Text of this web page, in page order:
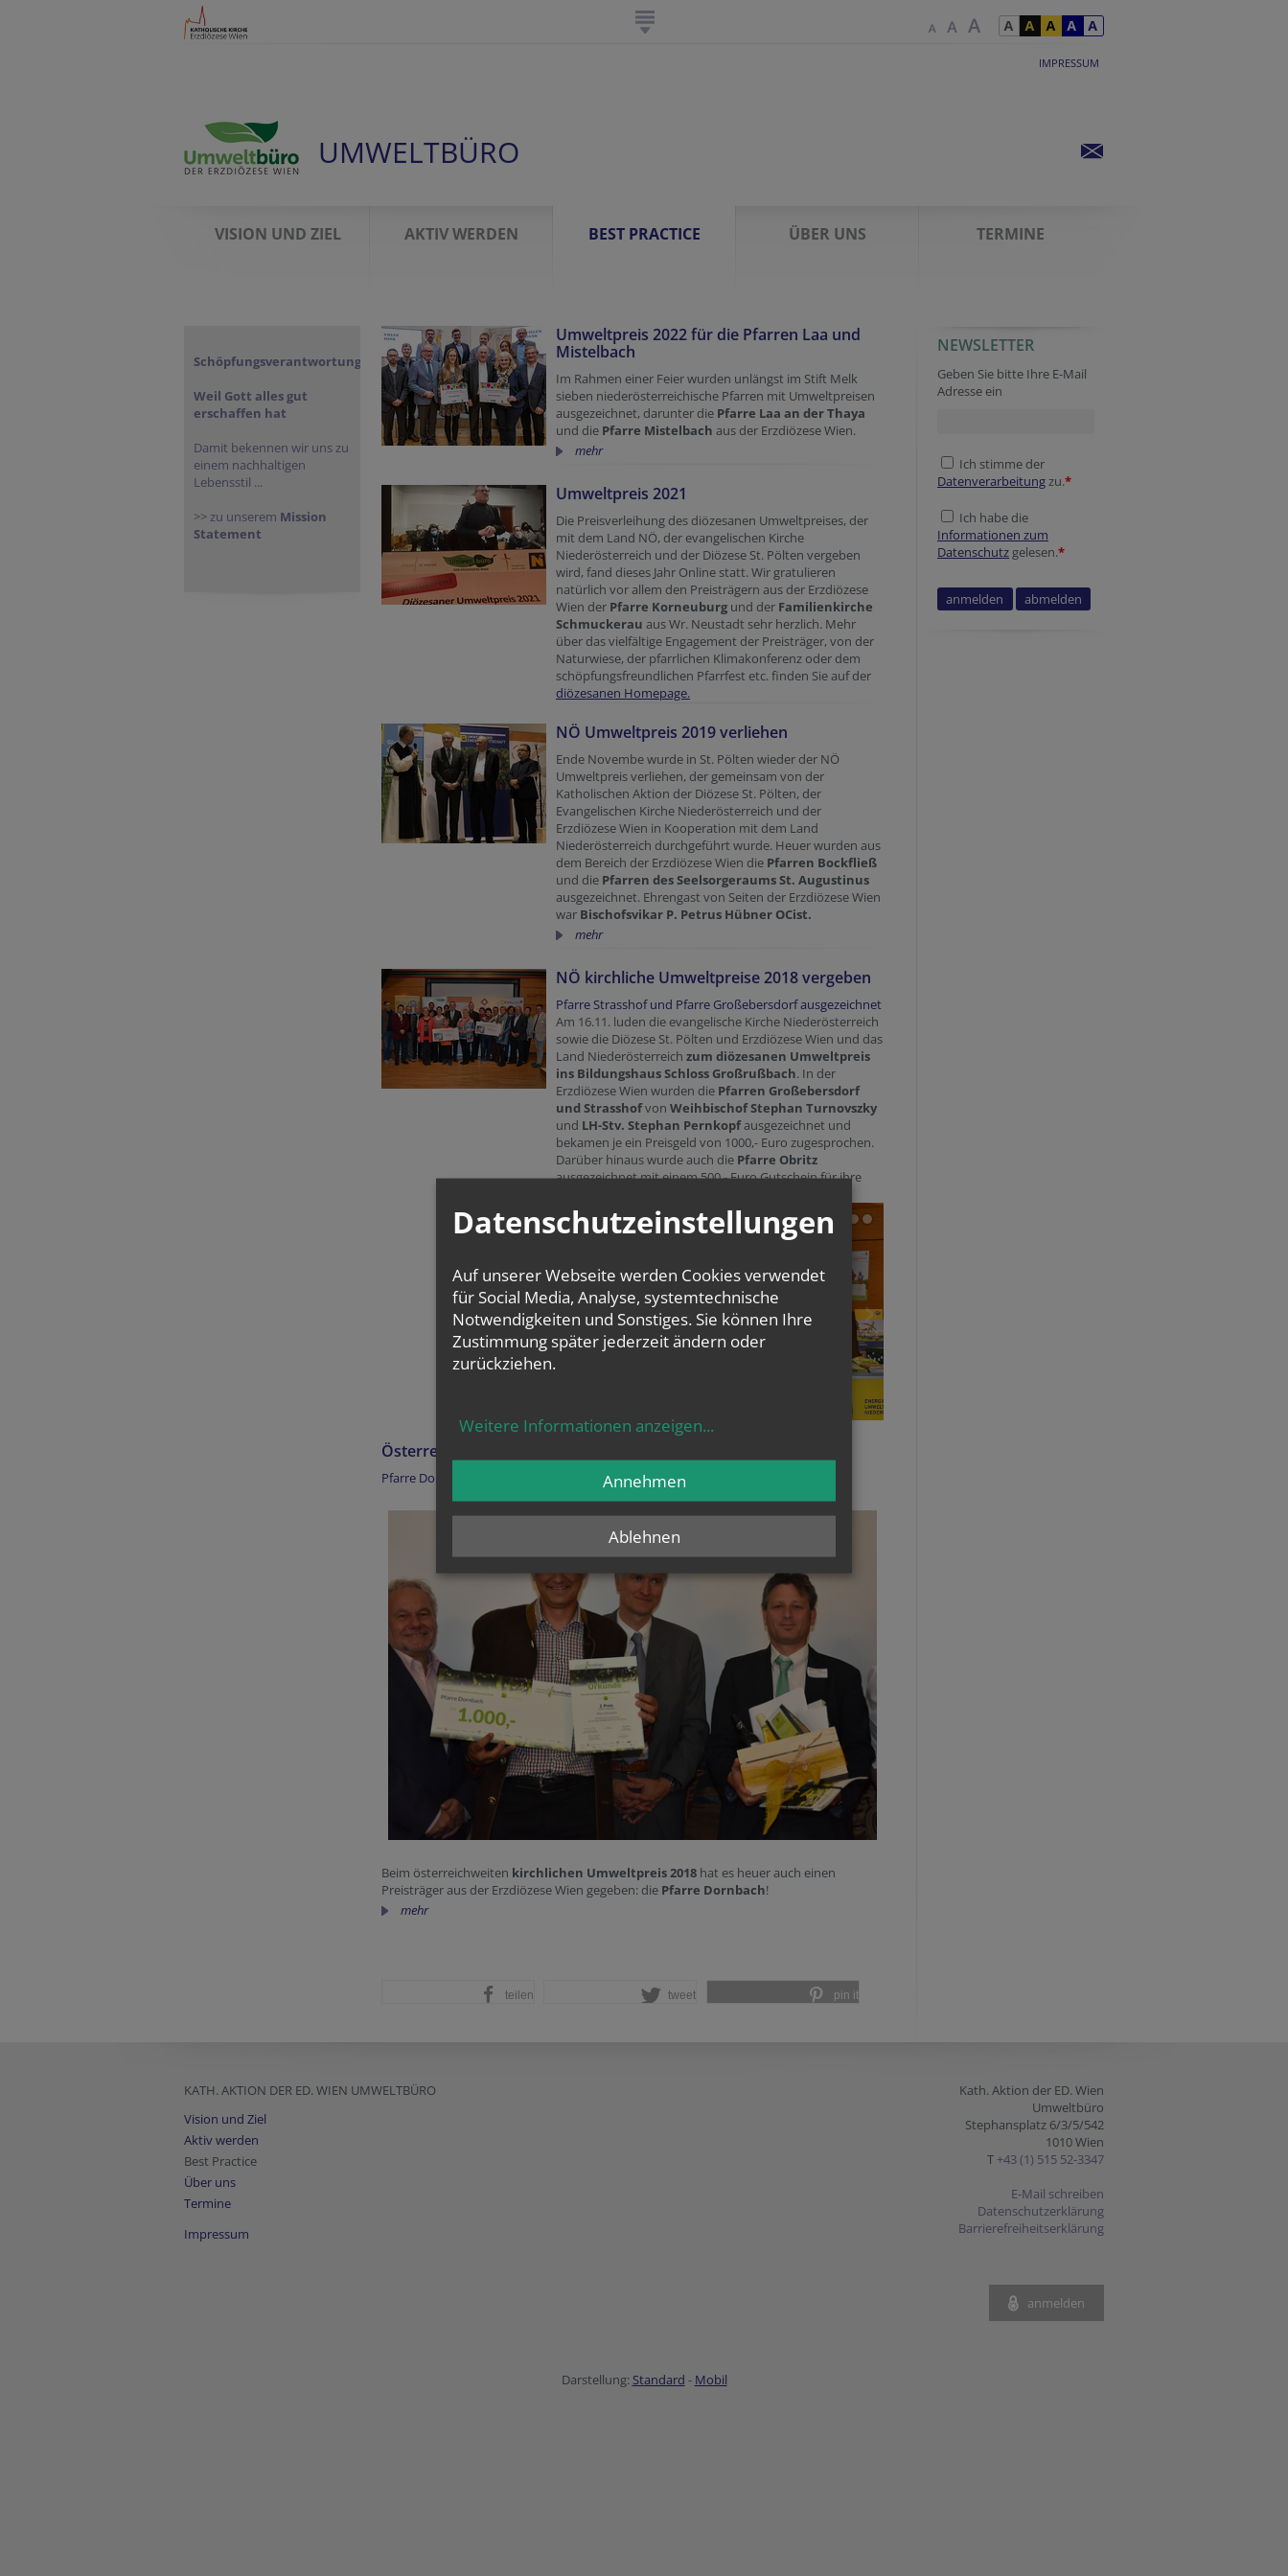
IMPRESSUM
UMWELTBÜRO
VISION UND ZIEL AKTIV WERDEN BEST PRACTICE ÜBER UNS TERMINE
Schöpfungsverantwortung
Weil Gott alles gut
erschaffen hat
Damit bekennen wir uns zu
einem nachhaltigen
Lebensstil ...
>> zu unserem Mission
Statement
Umweltpreis 2022 für die Pfarren Laa und
Mistelbach
Im Rahmen einer Feier wurden unlängst im Stift Melk
sieben niederösterreichische Pfarren mit Umweltpreisen
ausgezeichnet, darunter die Pfarre Laa an der Thaya
und die Pfarre Mistelbach aus der Erzdiözese Wien.
mehr
Umweltpreis 2021
Die Preisverleihung des diözesanen Umweltpreises, der
mit dem Land NÖ, der evangelischen Kirche
Niederösterreich und der Diözese St. Pölten vergeben
wird, fand dieses Jahr Online statt. Wir gratulieren
natürlich vor allem den Preisträgern aus der Erzdiözese
Wien der Pfarre Korneuburg und der Familienkirche
Schmuckerau aus Wr. Neustadt sehr herzlich. Mehr
über das vielfältige Engagement der Preisträger, von der
Naturwiese, der pfarrlichen Klimakonferenz oder dem
schöpfungsfreundlichen Pfarrfest etc. finden Sie auf der
diözesanen Homepage.
NÖ Umweltpreis 2019 verliehen
Ende Novembe wurde in St. Pölten wieder der NÖ
Umweltpreis verliehen, der gemeinsam von der
Katholischen Aktion der Diözese St. Pölten, der
Evangelischen Kirche Niederösterreich und der
Erzdiözese Wien in Kooperation mit dem Land
Niederösterreich durchgeführt wurde. Heuer wurden aus
dem Bereich der Erzdiözese Wien die Pfarren Bockfließ
und die Pfarren des Seelsorgeraums St. Augustinus
ausgezeichnet. Ehrengast von Seiten der Erzdiözese Wien
war Bischofsvikar P. Petrus Hübner OCist.
mehr
NÖ kirchliche Umweltpreise 2018 vergeben
Pfarre Strasshof und Pfarre Großebersdorf ausgezeichnet
Am 16.11. luden die evangelische Kirche Niederösterreich
sowie die Diözese St. Pölten und Erzdiözese Wien und das
Land Niederösterreich zum diözesanen Umweltpreis
ins Bildungshaus Schloss Großrußbach. In der
Erzdiözese Wien wurden die Pfarren Großebersdorf
und Strasshofvon Weihbischof Stephan Turnovszky
und LH-Stv. Stephan Pernkopfausgezeichnet und
bekamen je ein Preisgeld von 1000,- Euro zugesprochen.
Darüber hinaus wurde auch die Pfarre Obritz
ausgezeichnet mit einem 500,- Euro Gutschein für ihre
Österreichweiter Umweltpreis 2018
Pfarre Dornbach ausgezeichnet
Beim österreichweiten kirchlichen Umweltpreis 2018 hat es heuer auch einen
Preisträger aus der Erzdiözese Wien gegeben: die Pfarre Dornbach!
mehr
teilen tweet pin it
NEWSLETTER
Geben Sie bitte Ihre E-Mail
Adresse ein
Ich stimme der
Datenverarbeitungzu.*
Ich habe die
Informationen zum
Datenschutz gelesen.*
KATH. AKTION DER ED. WIEN UMWELTBÜRO
Vision und Ziel
Aktiv werden
Best Practice
Über uns
Termine
Impressum
Kath. Aktion der ED. Wien
Umweltbüro
Stephansplatz 6/3/5/542
1010 Wien
T +43 (1) 515 52-3347
E-Mail schreiben
Datenschutzerklärung
Barrierefreiheitserklärung
anmelden
Darstellung: Standard - Mobil
Datenschutzeinstellungen
Auf unserer Webseite werden Cookies verwendet
für Social Media, Analyse, systemtechnische
Notwendigkeiten und Sonstiges. Sie können Ihre
Zustimmung später jederzeit ändern oder
zurückziehen.
Weitere Informationen anzeigen...
Ablehnen
Annehmen